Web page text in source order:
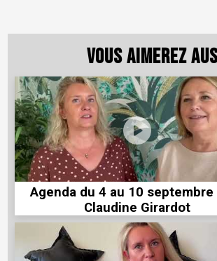
Vous aimerez
Agenda du 4 au 10 septembre
Claudine Girardot